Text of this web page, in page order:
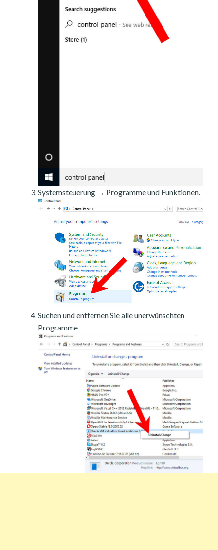
Systemsteuerung → Programme und Funktionen.
Suchen und entfernen Sie alle unerwünschten
Programme.